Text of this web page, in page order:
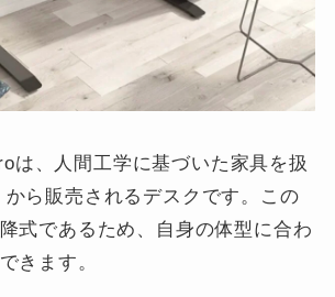
は、人間工学に基づいた家具を扱
ら販売されるデスクです。この
式であるため、自身の体型に合わ
きます。